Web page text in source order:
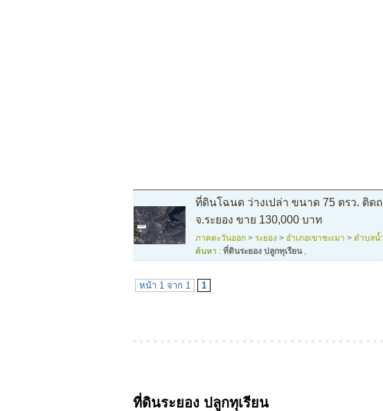
ที่ดินโฉนด ว่างเปล่า ขนาด 75 ตรว. ติด
จ.ระยอง ขาย 130,000 บาท
ภาคตะวันออก > ระยอง > อำเภอเขาชะเมา > ตำบลน้
ค้นหา : ที่ดินระยอง ปลูกทุเรียน,
หน้า 1 จาก 1 1
ที่ดินระยอง ปลูกทุเรียน